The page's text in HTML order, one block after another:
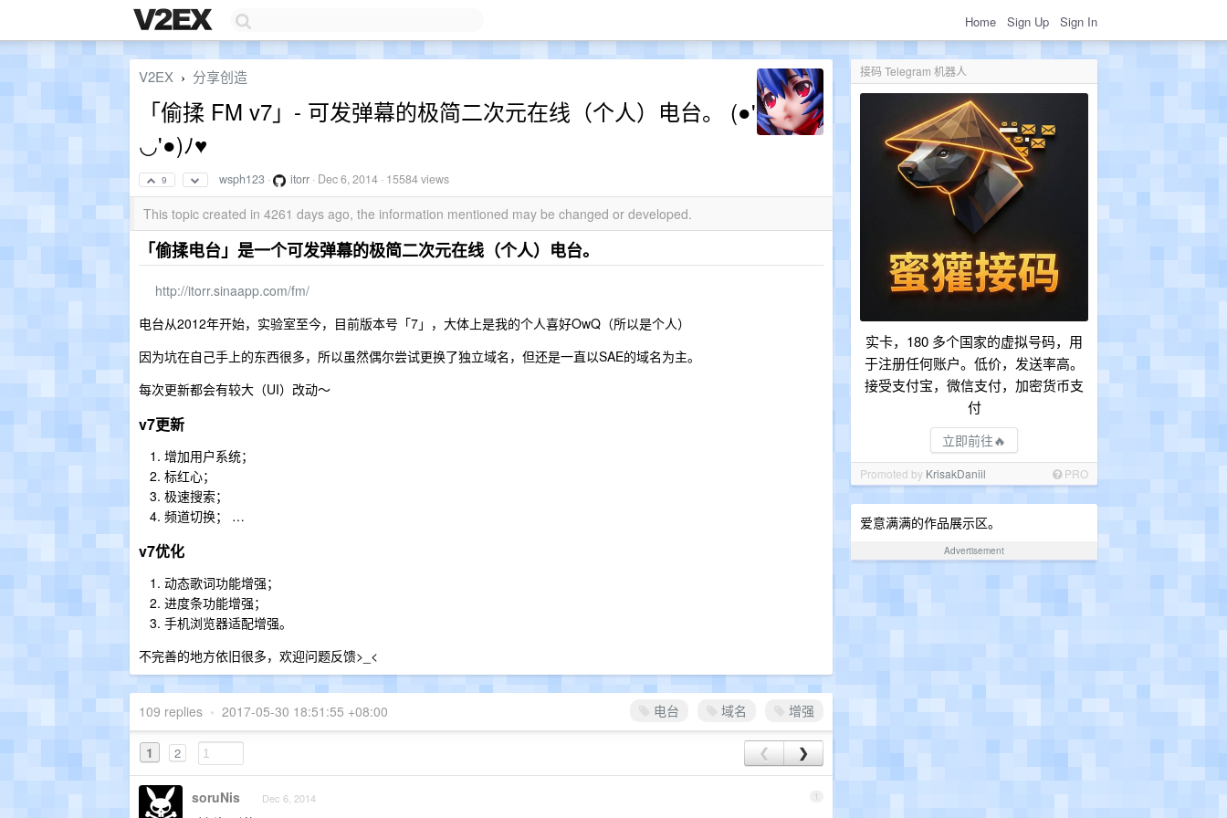
Home Sign Up Sign In
接码 Telegram 机器人
实卡，180 多个国家的虚拟号码，用
于注册任何账户。低价，发送率高。
接受支付宝，微信支付，加密货币支
付
立即前往🔥
Promoted by KrisakDaniil PRO
爱意满满的作品展示区。
Advertisement
V2EX › 分享创造
「偷揉 FM v7」- 可发弹幕的极简二次元在线（个人）电台。 (●'
◡'●)ﾉ♥
9 wsph123 · itorr · Dec 6, 2014 · 15584 views
This topic created in 4261 days ago, the information mentioned may be changed or developed.
「偷揉电台」是一个可发弹幕的极简二次元在线（个人）电台。
http://itorr.sinaapp.com/fm/
电台从2012年开始，实验室至今，目前版本号「7」，大体上是我的个人喜好OwQ（所以是个人）
因为坑在自己手上的东西很多，所以虽然偶尔尝试更换了独立域名，但还是一直以SAE的域名为主。
每次更新都会有较大（UI）改动～
v7更新
增加用户系统；
标红心；
极速搜索；
频道切换； …
v7优化
动态歌词功能增强；
进度条功能增强；
手机浏览器适配增强。
不完善的地方依旧很多，欢迎问题反馈>_<
电台 域名 增强
109 replies • 2017-05-30 18:51:55 +08:00
1 2 ❮ ❯
1
soruNis Dec 6, 2014